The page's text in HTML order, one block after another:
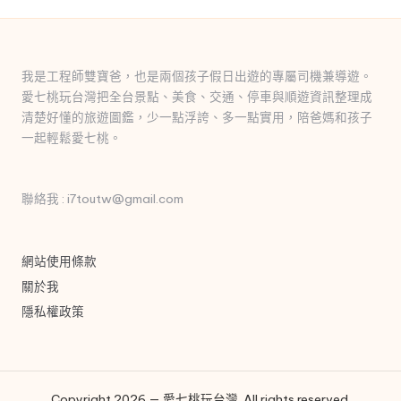
我是工程師雙寶爸，也是兩個孩子假日出遊的專屬司機兼導遊。
愛七桃玩台灣把全台景點、美食、交通、停車與順遊資訊整理成
清楚好懂的旅遊圖鑑，少一點浮誇、多一點實用，陪爸媽和孩子
一起輕鬆愛七桃。
聯絡我 : i7toutw@gmail.com
網站使用條款
關於我
隱私權政策